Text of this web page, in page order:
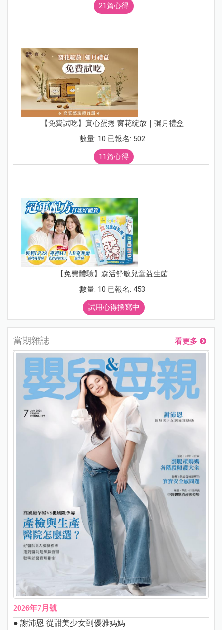
21篇心得
【免費試吃】實心蛋捲 窗花綻放｜彌月禮盒
數量: 10 已報名: 502
11篇心得
【免費體驗】森活舒敏兒童益生菌
數量: 10 已報名: 453
試用心得撰寫中
當期雜誌 看更多
2026年7月號
● 謝沛恩 從甜美少女到優雅媽媽